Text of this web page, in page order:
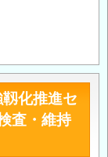
靱化推進セ
査・維持